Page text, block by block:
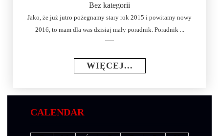
Bez kategorii
Jako, że już jutro pożegnamy stary rok 2015 i powitamy nowy
2016, to mam dla was dzisiaj mały poradnik. Poradnik ...
WIĘCEJ...
CALENDAR